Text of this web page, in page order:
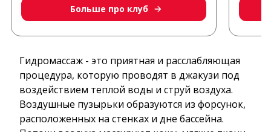
Больше про клуб
Гидромассаж - это приятная и расслабляющая
процедура, которую проводят в джакузи под
воздействием теплой воды и струй воздуха.
Воздушные пузырьки образуются из форсунок,
расположенных на стенках и дне бассейна.